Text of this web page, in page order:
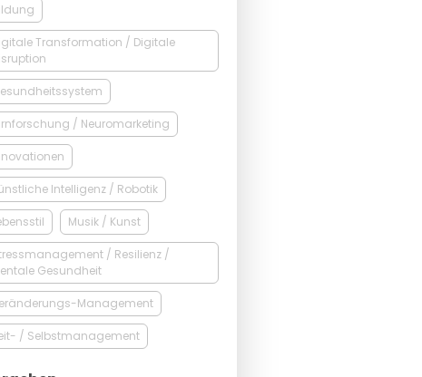
Transformation / Digitale
/ Neuromarketing
Intelligenz / Robotik
Musik / Kunst
/ Resilienz /
Gesundheit
Management
/ Selbstmanagement